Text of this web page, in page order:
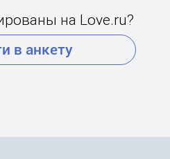
на Love.ru?
в анкету